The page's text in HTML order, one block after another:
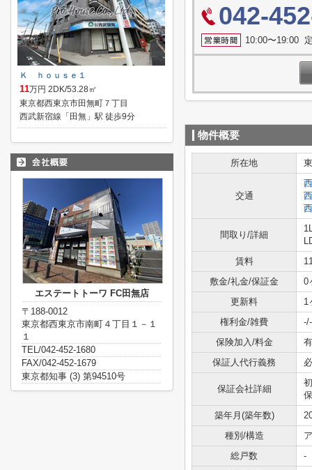
042-
10:00〜19:00
物件概要
所在地
交通
間取り/詳細
賃料
敷金/礼金/保証金
0
更新料
1
権利金/雑費
-/-
保険加入/料金
保証人代行義務
保証会社詳細
築年月(築年数)
種別/構造
総戸数
-
Ｋ ｈｏｕｓｅ１
11万円 2DK/53.28㎡
東京都西東京市田無町７丁目
西武新宿線「田無」駅 徒歩9分
エステートトーワ FC田無店
〒188-0012
東京都西東京市南町４丁目１－１
１
TEL/042-452-1680
FAX/042-452-1679
東京都知事 (3) 第94510号